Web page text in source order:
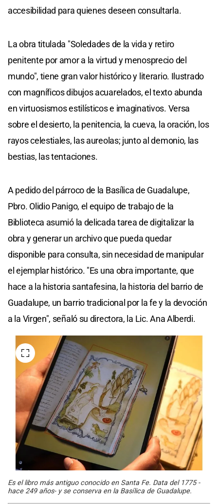
accesibilidad para quienes deseen consultarla.
La obra titulada "Soledades de la vida y retiro
penitente por amor a la virtud y menosprecio del
mundo", tiene gran valor histórico y literario. Ilustrado
con magníficos dibujos acuarelados, el texto abunda
en virtuosismos estilísticos e imaginativos. Versa
sobre el desierto, la penitencia, la cueva, la oración, los
rayos celestiales, las aureolas; junto al demonio, las
bestias, las tentaciones.
A pedido del párroco de la Basílica de Guadalupe,
Pbro. Olidio Panigo, el equipo de trabajo de la
Biblioteca asumió la delicada tarea de digitalizar la
obra y generar un archivo que pueda quedar
disponible para consulta, sin necesidad de manipular
el ejemplar histórico. "Es una obra importante, que
hace a la historia santafesina, la historia del barrio de
Guadalupe, un barrio tradicional por la fe y la devoción
a la Virgen", señaló su directora, la Lic. Ana Alberdi.
Es el libro más antiguo conocido en Santa Fe. Data del 1775 -
hace 249 años- y se conserva en la Basílica de Guadalupe.